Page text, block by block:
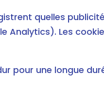
quelles
Analytics). Les
pour une longue